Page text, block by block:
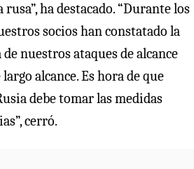
ha destacado. “Durante los
socios han constatado la
nuestros ataques de alcance
alcance. Es hora de que
debe tomar las medidas
cerró.